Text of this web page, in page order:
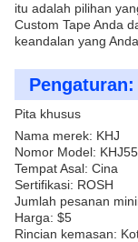
itu adalah pilihan
Custom Tape Anda
keandalan yang
Pengaturan:
Pita khusus
Nama merek: KHJ
Nomor Model:
Tempat Asal: Cina
Sertifikasi: ROSH
Jumlah pesanan
Harga: $5
Rincian kemasan: